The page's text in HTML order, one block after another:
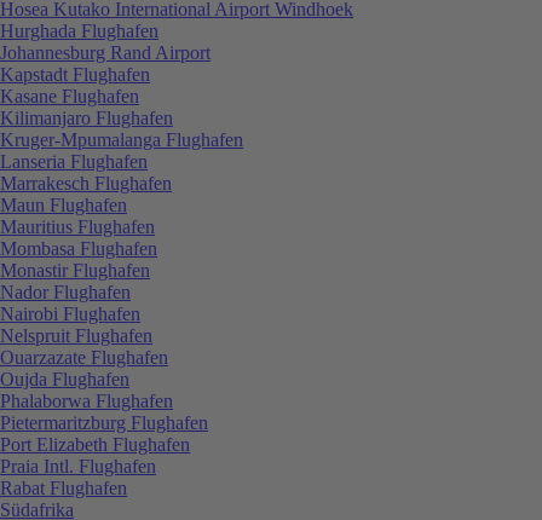
Hosea Kutako International Airport Windhoek
Hurghada Flughafen
Johannesburg Rand Airport
Kapstadt Flughafen
Kasane Flughafen
Kilimanjaro Flughafen
Kruger-Mpumalanga Flughafen
Lanseria Flughafen
Marrakesch Flughafen
Maun Flughafen
Mauritius Flughafen
Mombasa Flughafen
Monastir Flughafen
Nador Flughafen
Nairobi Flughafen
Nelspruit Flughafen
Ouarzazate Flughafen
Oujda Flughafen
Phalaborwa Flughafen
Pietermaritzburg Flughafen
Port Elizabeth Flughafen
Praia Intl. Flughafen
Rabat Flughafen
Südafrika